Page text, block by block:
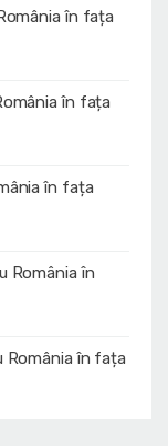
în fața
în fața
în fața
România în
România în fața